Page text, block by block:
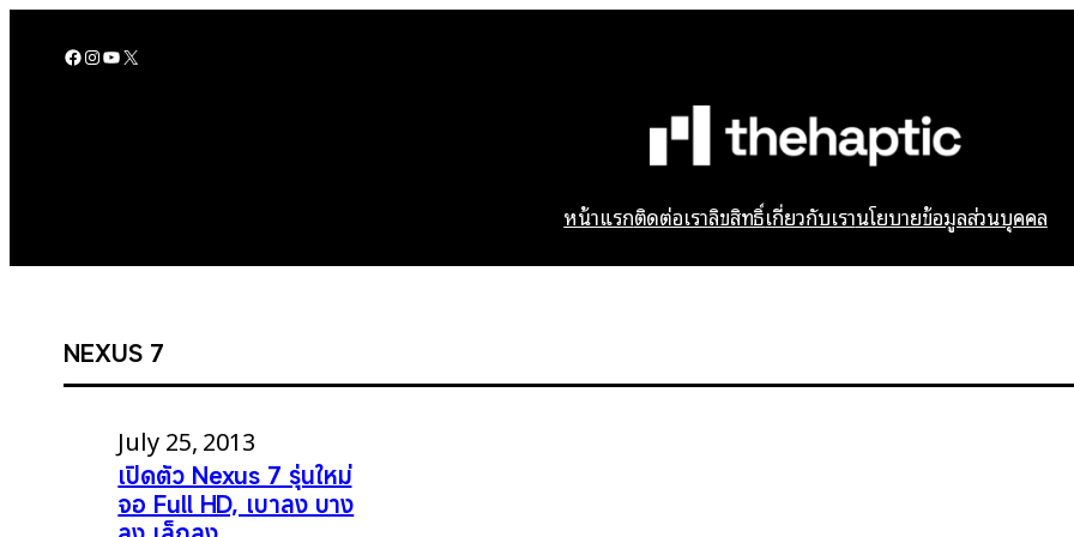
Facebook InstagramYouTube X
หน้าแรกติดต่อเราลิขสิทธิ์เกี่ยวกับเรานโยบายข้อมูลส่วนบุคคล
NEXUS 7
July 25, 2013
เปิดตัว Nexus 7 รุ่นใหม่
จอ Full HD, เบาลง บาง